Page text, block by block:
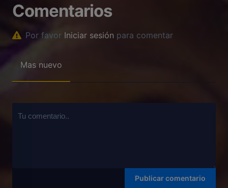
Comentarios
Por favor Iniciar sesión para comentar
Mas nuevo